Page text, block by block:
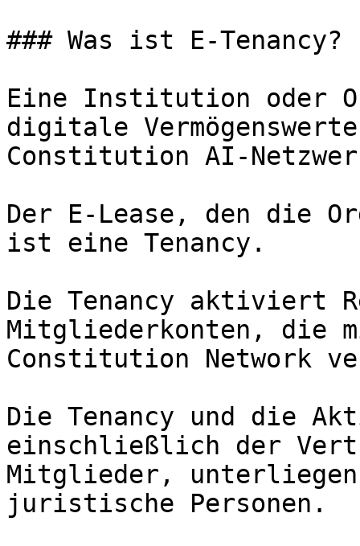
### Was ist E-Tenancy?
Eine Institution oder
digitale Vermögenswerte
Constitution AI-
Der E-Lease, den die
ist eine Tenancy.
Die Tenancy aktiviert
Mitgliederkonten, die
Constitution Network
Die Tenancy und die
einschließlich der
Mitglieder,
juristische Personen.